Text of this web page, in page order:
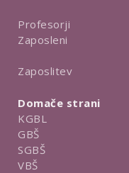
Profesorji
Zaposleni
Zaposlitev
Domače strani
KGBL
GBŠ
SGBŠ
VBŠ